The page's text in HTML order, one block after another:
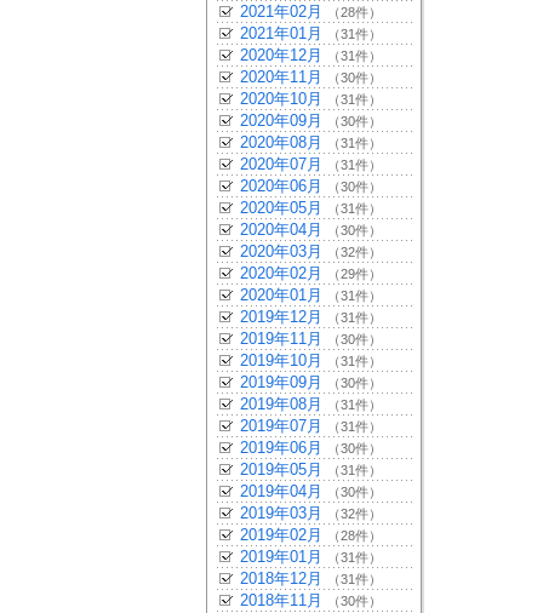
2021年02月 （28件）
2021年01月 （31件）
2020年12月 （31件）
2020年11月 （30件）
2020年10月 （31件）
2020年09月 （30件）
2020年08月 （31件）
2020年07月 （31件）
2020年06月 （30件）
2020年05月 （31件）
2020年04月 （30件）
2020年03月 （32件）
2020年02月 （29件）
2020年01月 （31件）
2019年12月 （31件）
2019年11月 （30件）
2019年10月 （31件）
2019年09月 （30件）
2019年08月 （31件）
2019年07月 （31件）
2019年06月 （30件）
2019年05月 （31件）
2019年04月 （30件）
2019年03月 （32件）
2019年02月 （28件）
2019年01月 （31件）
2018年12月 （31件）
2018年11月 （30件）